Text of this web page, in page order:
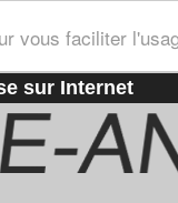
vous faciliter
sur Internet